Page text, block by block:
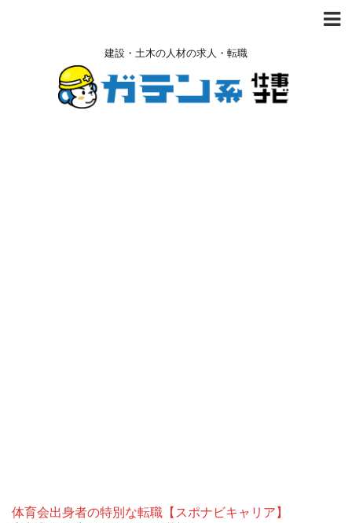
建設・土木の人材の求人・転職
体育会出身者の特別な転職【スポナビキャリア】